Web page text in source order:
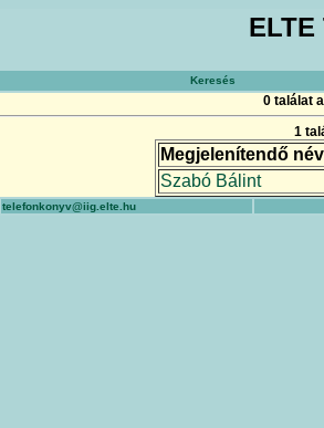
Keresés
0 találat
1
Megjelenítendő név
Szabó Bálint
telefonkonyv@iig.elte.hu